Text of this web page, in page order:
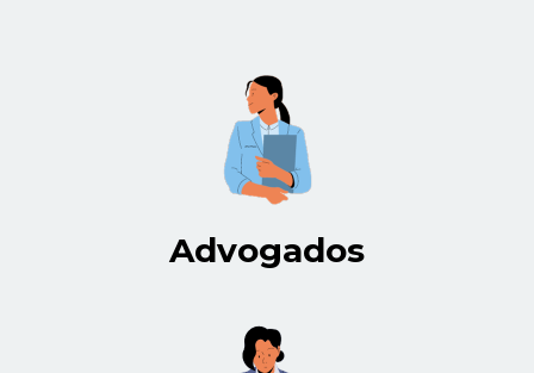
Advogados